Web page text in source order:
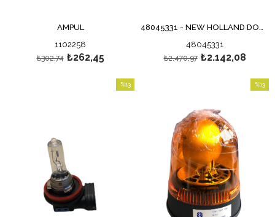
AMPUL
1102258
₺262,45
₺302,74
48045331
₺2.142,08
₺2.470,97
%13
%13